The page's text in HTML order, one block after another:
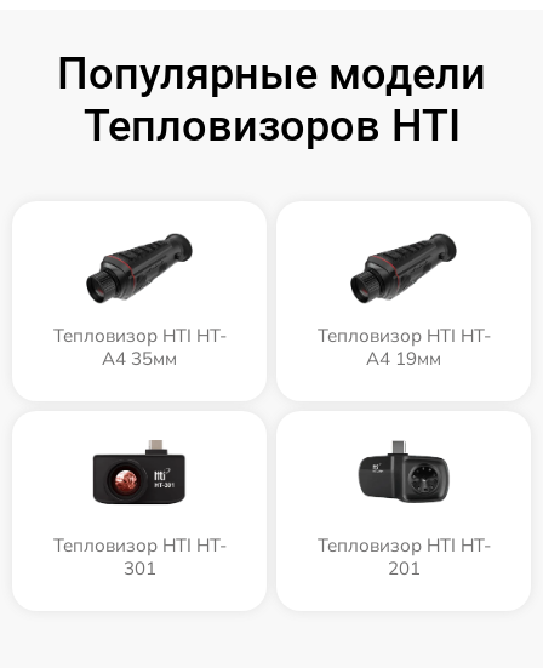
Популярные модели
Тепловизоров HTI
Тепловизор HTI HT-
A4 35мм
Тепловизор HTI HT-
A4 19мм
Тепловизор HTI HT-
301
Тепловизор HTI HT-
201